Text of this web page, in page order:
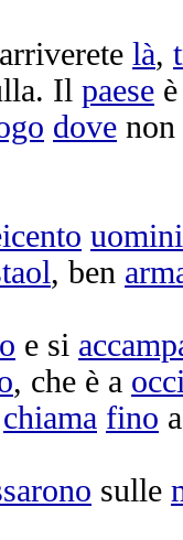
arriverete là,
Il paese
dove non
uomini
, ben
e si
, che è a
chiama fino
sulle